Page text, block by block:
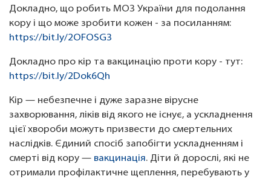
Докладно, що робить МОЗ України для подолання
кору і що може зробити кожен - за посиланням:
https://bit.ly/2OFOSG3
Докладно про кір та вакцинацію проти кору - тут:
https://bit.ly/2Dok6Qh
Кір — небезпечне і дуже заразне вірусне
захворювання, ліків від якого не існує, а ускладнення
цієї хвороби можуть призвести до смертельних
наслідків. Єдиний спосіб запобігти ускладненням і
смерті від кору — вакцинація. Діти й дорослі, які не
отримали профілактичне щеплення, перебувають у